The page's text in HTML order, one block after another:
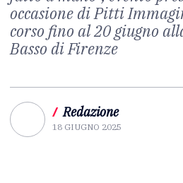
occasione di Pitti
corso fino al 20 giugno
Basso di Firenze
/ Redazione
18 GIUGNO 2025